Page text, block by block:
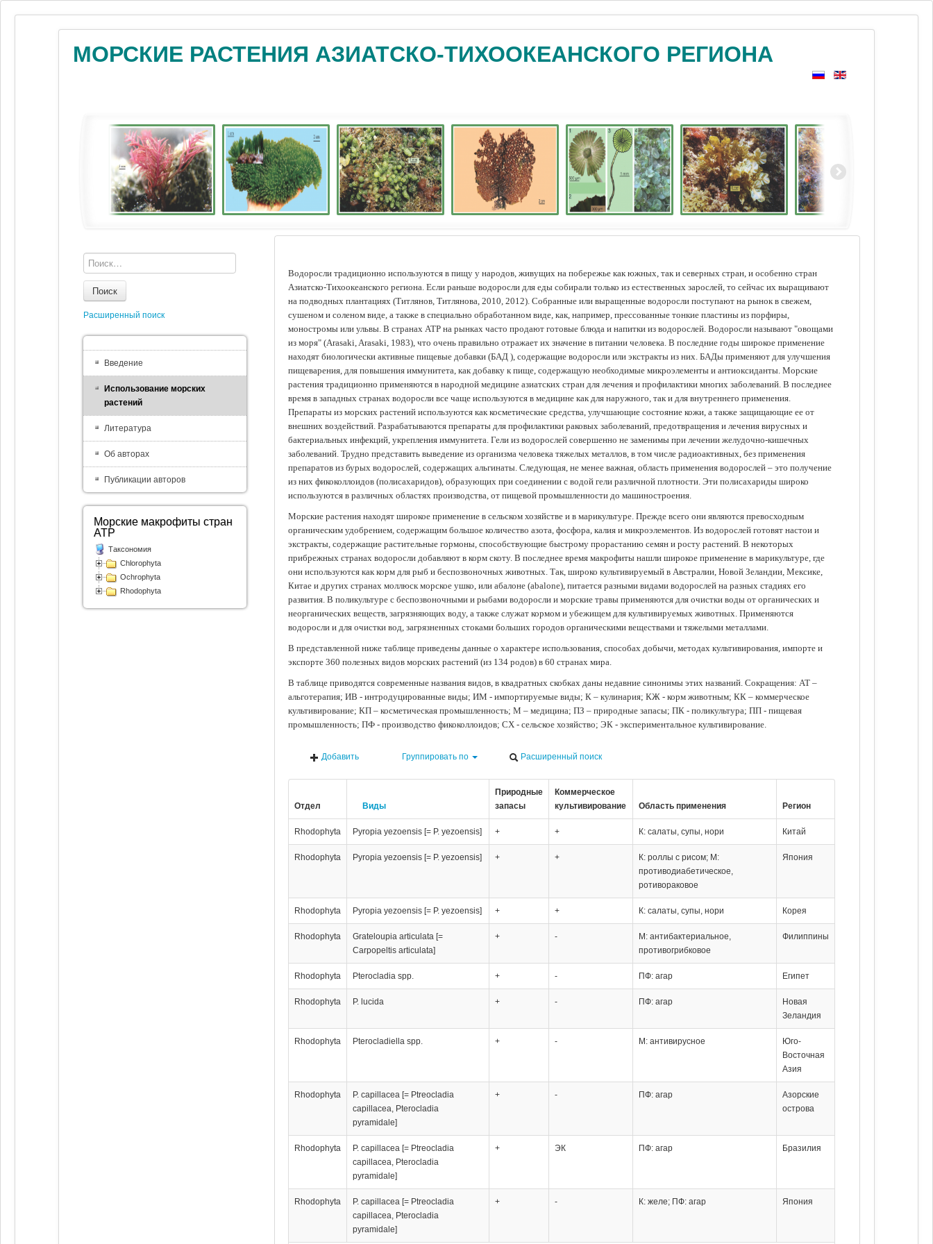
МОРСКИЕ РАСТЕНИЯ АЗИАТСКО-ТИХООКЕАНСКОГО РЕГИОНА
Водоросли традиционно используются в пищу у народов, живущих на побережье как южных, так и северных стран, и особенно стран
Азиатско-Тихоокеанского региона. Если раньше водоросли для еды собирали только из естественных зарослей, то сейчас их выращивают
на подводных плантациях (Tитлянов, Титлянова, 2010, 2012). Собранные или выращенные водоросли поступают на рынок в свежем,
сушеном и соленом виде, а также в специально обработанном виде, как, например, прессованные тонкие пластины из порфиры,
моностромы или ульвы. В странах АТР на рынках часто продают готовые блюда и напитки из водорослей. Водоросли называют "овощами
из моря" (Arasaki, Arasaki, 1983), что очень правильно отражает их значение в питании человека. В последние годы широкое применение
находят биологически активные пищевые добавки (БАД ), содержащие водоросли или экстракты из них. БАДы применяют для улучшения
пищеварения, для повышения иммунитета, как добавку к пище, содержащую необходимые микроэлементы и антиоксиданты. Морские
растения традиционно применяются в народной медицине азиатских стран для лечения и профилактики многих заболеваний. В последнее
время в западных странах водоросли все чаще используются в медицине как для наружного, так и для внутреннего применения.
Препараты из морских растений используются как косметические средства, улучшающие состояние кожи, а также защищающие ее от
внешних воздействий. Разрабатываются препараты для профилактики раковых заболеваний, предотвращения и лечения вирусных и
бактериальных инфекций, укрепления иммунитета. Гели из водорослей совершенно не заменимы при лечении желудочно-кишечных
заболеваний. Трудно представить выведение из организма человека тяжелых металлов, в том числе радиоактивных, без применения
препаратов из бурых водорослей, содержащих альгинаты. Следующая, не менее важная, область применения водорослей – это получение
из них фикоколлоидов (полисахаридов), образующих при соединении с водой гели различной плотности. Эти полисахариды широко
используются в различных областях производства, от пищевой промышленности до машиностроения.
Морские растения находят широкое применение в сельском хозяйстве и в марикультуре. Прежде всего они являются превосходным
органическим удобрением, содержащим большое количество азота, фосфора, калия и микроэлементов. Из водорослей готовят настои и
экстракты, содержащие растительные гормоны, способствующие быстрому прорастанию семян и росту растений. В некоторых
прибрежных странах водоросли добавляют в корм скоту. В последнее время макрофиты нашли широкое применение в марикультуре, где
они используются как корм для рыб и беспозвоночных животных. Так, широко культивируемый в Австралии, Новой Зеландии, Мексике,
Китае и других странах моллюск морское ушко, или абалоне (abalone), питается разными видами водорослей на разных стадиях его
развития. В поликультуре с беспозвоночными и рыбами водоросли и морские травы применяются для очистки воды от органических и
неорганических веществ, загрязняющих воду, а также служат кормом и убежищем для культивируемых животных. Применяются
водоросли и для очистки вод, загрязненных стоками больших городов органическими веществами и тяжелыми металлами.
В представленной ниже таблице приведены данные о характере использования, способах добычи, методах культивирования, импорте и
экспорте 360 полезных видов морских растений (из 134 родов) в 60 странах мира.
В таблице приводятся современные названия видов, в квадратных скобках даны недавние синонимы этих названий. Сокращения: АТ –
альготерапия; ИВ - интродуцированные виды; ИМ - импортируемые виды; К – кулинария; КЖ - корм животным; КК – коммерческое
культивирование; КП – косметическая промышленность; М – медицина; ПЗ – природные запасы; ПК - поликультура; ПП - пищевая
промышленность; ПФ - производство фикоколлоидов; СХ - сельское хозяйство; ЭК - экспериментальное культивирование.
Добавить Группировать по Расширенный поиск
Отдел Виды
Природные
запасы
Коммерческое
культивирование
Область применения Регион
Rhodophyta Pyropia yezoensis [= P. yezoensis] + + К: салаты, супы, нори Китай
Rhodophyta Pyropia yezoensis [= P. yezoensis] + +
К: роллы с рисом; М:
противодиабетическое,
ротивораковое
Япония
Rhodophyta Pyropia yezoensis [= P. yezoensis] + + К: салаты, супы, нори Корея
Rhodophyta
Grateloupia articulata [=
Carpopeltis articulata]
+ -
М: антибактериальное,
противогрибковое
Филиппины
Rhodophyta Pterocladia spp. + - ПФ: агар Египет
Rhodophyta P. lucida + - ПФ: агар
Новая
Зеландия
Rhodophyta Pterocladiella spp. + - М: антивирусное
Юго-
Восточная
Азия
Rhodophyta
P. capillacea [= Ptreocladia
capillacea, Pterocladia
pyramidale]
+ - ПФ: агар
Азорские
острова
Rhodophyta
P. capillacea [= Ptreocladia
capillacea, Pterocladia
pyramidale]
+ ЭК ПФ: агар Бразилия
Rhodophyta
P. capillacea [= Ptreocladia
capillacea, Pterocladia
pyramidale]
+ - К: желе; ПФ: агар Япония
Поиск
Расширенный поиск
Введение
Использование морских
растений
Литература
Об авторах
Публикации авторов
Морские макрофиты стран
АТР
Таксономия
Chlorophyta
Ochrophyta
Rhodophyta